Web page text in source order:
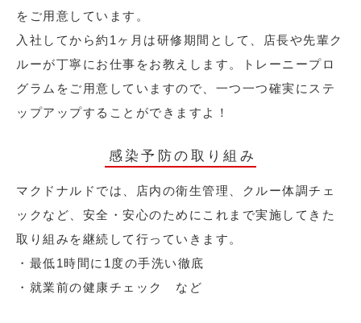
をご用意しています。
入社してから約1ヶ月は研修期間として、店長や先輩ク
ルーが丁寧にお仕事をお教えします。トレーニープロ
グラムをご用意していますので、一つ一つ確実にステ
ップアップすることができますよ！
感染予防の取り組み
マクドナルドでは、店内の衛生管理、クルー体調チェ
ックなど、安全・安心のためにこれまで実施してきた
取り組みを継続して行っていきます。
・最低1時間に1度の手洗い徹底
・就業前の健康チェック など